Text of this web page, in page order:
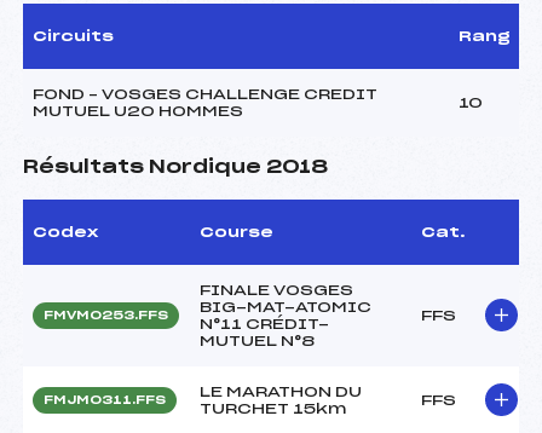
Circuits Rang
FOND – VOSGES CHALLENGE CREDIT
MUTUEL U20 HOMMES
10
Résultats Nordique 2018
Codex Course Cat.
FMVM0253.FFS
FINALE VOSGES
BIG-MAT-ATOMIC
N°11 CRÉDIT-
MUTUEL N°8
FFS
FMJM0311.FFS
LE MARATHON DU
TURCHET 15km
FFS